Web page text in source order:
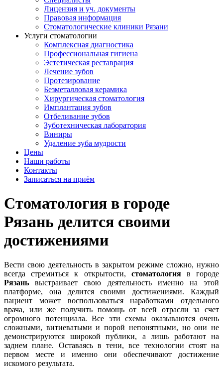
Лицензия и уч. документы
Правовая информация
Стоматологические клиники Рязани
Услуги стоматологии
Комплексная диагностика
Профессиональная гигиена
Эстетическая реставрация
Лечение зубов
Протезирование
Безметалловая керамика
Хирургическая стоматология
Имплантация зубов
Отбеливание зубов
Зуботехническая лаборатория
Виниры
Удаление зуба мудрости
Цены
Наши работы
Контакты
Записаться на приём
Стоматология в городе
Рязань делится своими
достижениями
Вести свою деятельность в закрытом режиме сложно, нужно
всегда стремиться к открытости, стоматологияв городе
Рязань выстраивает свою деятельность именно на этой
платформе, она делится своими достижениями. Каждый
пациент может воспользоваться наработками отдельного
врача, или же получить помощь от всей отрасли за счет
огромного потенциала. Все эти схемы оказываются очень
сложными, витиеватыми и порой непонятными, но они не
демонстрируются широкой публики, а лишь работают на
заднем плане. Оставаясь в тени, все технологии стоят на
первом месте и именно они обеспечивают достижение
искомого результата.